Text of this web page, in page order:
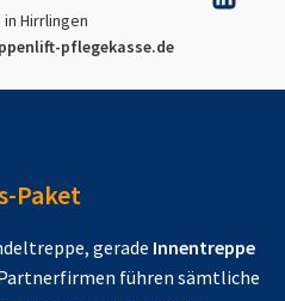
Hirrlingen
pflegekasse.de
Paket
gerade Innentreppe
führen sämtliche